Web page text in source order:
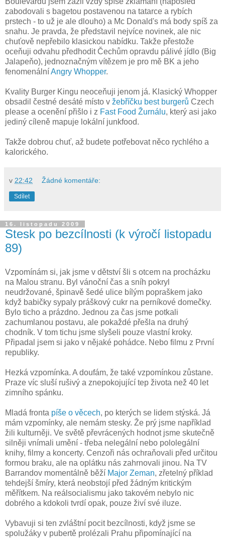
zabodovali s bagetou postavenou na tatarce a rybích
prstech - to už je ale dlouho) a Mc Donald's má body spíš za
snahu. Je pravda, že představil nejvíce novinek, ale nic
chuťově nepřebilo klasickou nabídku. Takže přestože
oceňuji odvahu předhodit Čechům opravdu pálivé jídlo (Big
Jalapeňo), jednoznačným vítězem je pro mě BK a jeho
fenomenálníAngry Whopper.
Kvality Burger Kingu neoceňuji jenom já. Klasický Whopper
obsadil čestné desáté místo v žebříčku best burgerů Czech
please a ocenění přišlo i z Fast Food Žurnálu, který asi jako
jediný cíleně mapuje lokální junkfood.
Takže dobrou chuť, až budete potřebovat něco rychlého a
kalorického.
v 22:42 Žádné komentáře:
Sdílet
16. listopadu 2009
Stesk po bezcílnosti (k výročí listopadu
89)
Vzpomínám si, jak jsme v dětství šli s otcem na procházku
na Malou stranu. Byl vánoční čas a sníh pokryl
neudržované, špinavě šedé ulice bílým popraškem jako
když babičky sypaly práškový cukr na perníkové domečky.
Bylo ticho a prázdno. Jednou za čas jsme potkali
zachumlanou postavu, ale pokaždé přešla na druhý
chodník. V tom tichu jsme slyšeli pouze vlastní kroky.
Připadal jsem si jako v nějaké pohádce. Nebo filmu z První
republiky.
Hezká vzpomínka. A doufám, že také vzpomínkou zůstane.
Praze víc sluší rušivý a znepokojující tep života než 40 let
zimního spánku.
Mladá fronta píše o věcech, po kterých se lidem stýská. Já
mám vzpomínky, ale nemám stesky. Že prý jsme například
žili kulturněji. Ve světě převrácených hodnot jsme skutečně
silněji vnímali umění - třeba nelegální nebo pololegální
knihy, filmy a koncerty. Cenzoři nás ochraňovali před určitou
formou braku, ale na oplátku nás zahrnovali jinou. Na TV
Barrandov momentálně běží Major Zeman, zřetelný příklad
tehdejší šmíry, která neobstojí před žádným kritickým
měřítkem. Na reálsocialismu jako takovém nebylo nic
dobrého a kdokoli tvrdí opak, pouze živí své iluze.
Vybavuji si ten zvláštní pocit bezcílnosti, když jsme se
spolužáky v pubertě prolézali Prahu připomínající na